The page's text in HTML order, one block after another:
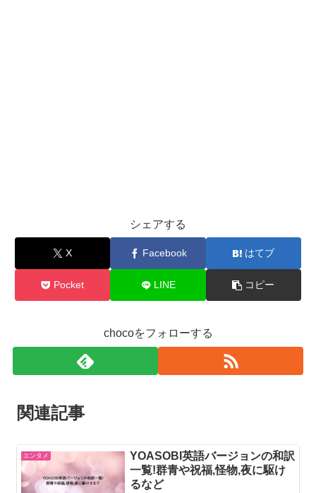
シェアする
X Facebook はてブ
Pocket LINE コピー
chocoをフォローする
関連記事
エンタメ
YOASOBI英語バージョンの和訳
一覧!群青や祝福,怪物,夜に駆け
るなど